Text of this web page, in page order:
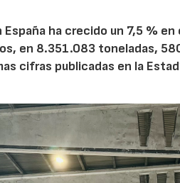
ha crecido un 7,5 %
en 8.351.083 toneladas,
cifras publicadas en la